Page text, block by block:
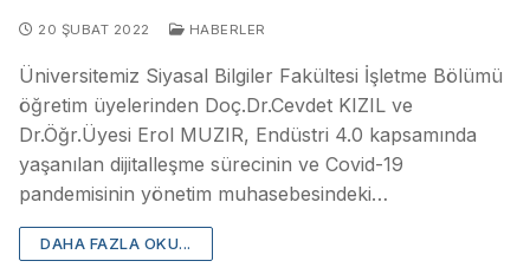
20 ŞUBAT 2022 HABERLER
Üniversitemiz Siyasal Bilgiler Fakültesi İşletme Bölümü
öğretim üyelerinden Doç.Dr.Cevdet KIZIL ve
Dr.Öğr.Üyesi Erol MUZIR, Endüstri 4.0 kapsamında
yaşanılan dijitalleşme sürecinin ve Covid-19
pandemisinin yönetim muhasebesindeki…
DAHA FAZLA OKU...